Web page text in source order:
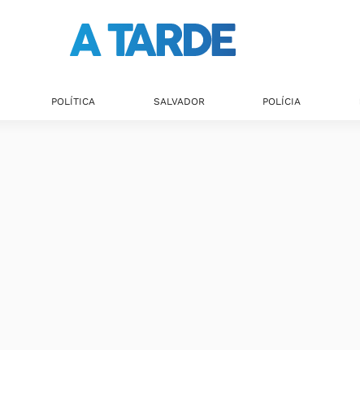
POLÍTICA SALVADOR POLÍCIA